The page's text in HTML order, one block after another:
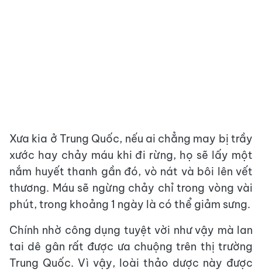
Xưa kia ở Trung Quốc, nếu ai chẳng may bị trầy
xước hay chảy máu khi đi rừng, họ sẽ lấy một
nắm huyết thanh gần đó, vò nát và bôi lên vết
thương. Máu sẽ ngừng chảy chỉ trong vòng vài
phút, trong khoảng 1 ngày là có thể giảm sưng.
Chính nhờ công dụng tuyệt vời như vậy mà lan
tai dê gân rất được ưa chuộng trên thị trường
Trung Quốc. Vì vậy, loài thảo dược này được